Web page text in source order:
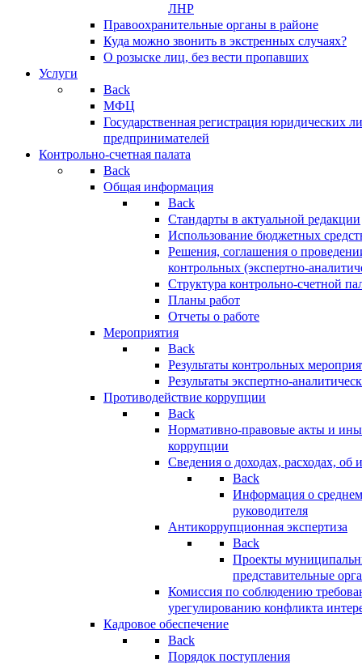
ЛНР
Правоохранительные органы в районе
Куда можно звонить в экстренных случаях?
О розыске лиц, без вести пропавших
Услуги
Back
МФЦ
Государственная регистрация юридических
предпринимателей
Контрольно-счетная палата
Back
Общая информация
Back
Стандарты в актуальной редакции
Использование бюджетных
Решения, соглашения о
контрольных (экспертно-
Структура контрольно-счетной
Планы работ
Отчеты о работе
Мероприятия
Back
Результаты контрольных
Результаты экспертно-
Противодействие коррупции
Back
Нормативно-правовые акты и
коррупции
Сведения о доходах, расходах, об
Back
Информация о
руководителя
Антикоррупционная экспертиза
Back
Проекты
представительные
Комиссия по соблюдению
урегулированию конфликта
Кадровое обеспечение
Back
Порядок поступления